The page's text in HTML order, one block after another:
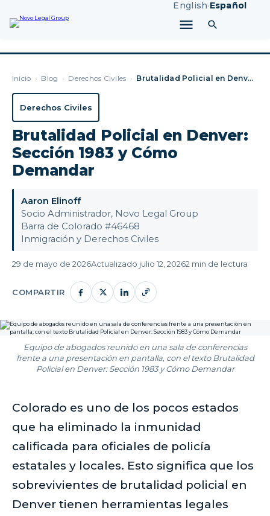
English·Español
Inicio › Blog › Derechos Civiles › Brutalidad Policial en Denver: Sección 1983 y Cómo Demandar
Derechos Civiles
Brutalidad Policial en Denver:
Sección 1983 y Cómo
Demandar
Aaron Elinoff
Socio Administrador, Novo Legal Group
Barra de Colorado #46468
Inmigración y Derechos Civiles
29 de mayo de 2026Actualizado julio 12, 20262 min de lectura
COMPARTIR
Equipo de abogados reunido en una sala de conferencias
frente a una presentación en pantalla, con el texto Brutalidad
Policial en Denver: Sección 1983 y Cómo Demandar
Colorado es uno de los pocos estados
que ha eliminado la inmunidad
calificada para oficiales de policía
estatales y locales. Esto significa que los
sobrevivientes de brutalidad policial en
Denver tienen herramientas legales